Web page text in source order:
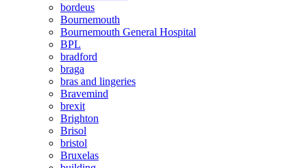
bordeus
Bournemouth
Bournemouth General Hospital
BPL
bradford
braga
bras and lingeries
Bravemind
brexit
Brighton
Brisol
bristol
Bruxelas